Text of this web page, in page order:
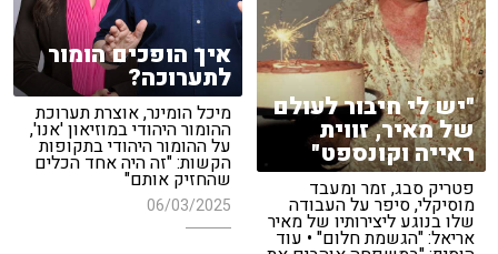
"יש לי חיבור לעולם
של מאיר, זווית
ראייה וקונספט"
פטריק סבג, זמר ומעבד
מוסיקלי, סיפר על העבודה
שלו בנוגע ליצירותיו של מאיר
אריאל: "הגשמת חלום" • עוד
איך הופכים הומור
לתערוכה?
מיכל הומינר, אוצרת תערוכת
ההומור היהודי במוזיאון 'אנו',
על ההומור היהודי בתקופות
הקשות: "זה היה אחד הכלים
שהחזיק אותם"
06/03/2025